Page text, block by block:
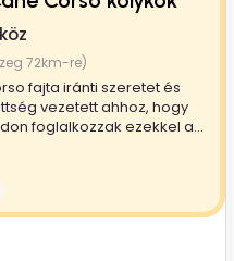
72km-re)
fajta iránti szeretet és
vezetett ahhoz, hogy
foglalkozzak ezekkel a...